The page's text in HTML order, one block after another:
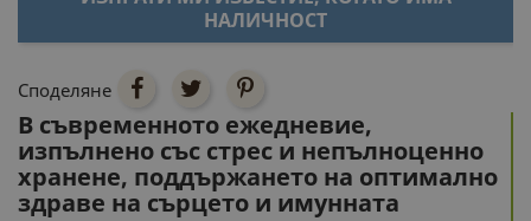
НАЛИЧНОСТ
Споделяне
В съвременното ежедневие,
изпълнено със стрес и непълноценно
хранене, поддържането на оптимално
здраве на сърцето и имунната